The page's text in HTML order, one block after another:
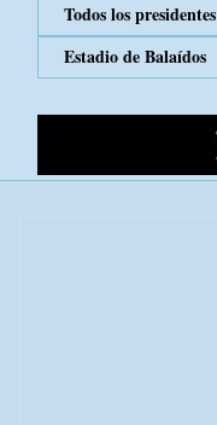
Todos los presidentes
Estadio de Balaídos